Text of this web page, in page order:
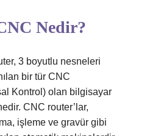
Nedir?
3 boyutlu nesneleri
bir tür CNC
Kontrol) olan bilgisayar
CNC router’lar,
işleme ve gravür gibi